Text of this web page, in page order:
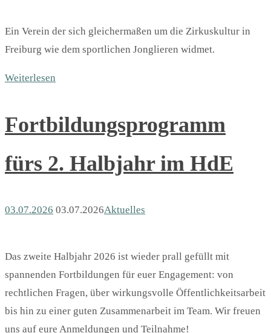
Ein Verein der sich gleichermaßen um die Zirkuskultur in
Freiburg wie dem sportlichen Jonglieren widmet.
Weiterlesen
Fortbildungsprogramm
fürs 2. Halbjahr im HdE
03.07.2026 03.07.2026Aktuelles
Das zweite Halbjahr 2026 ist wieder prall gefüllt mit
spannenden Fortbildungen für euer Engagement: von
rechtlichen Fragen, über wirkungsvolle Öffentlichkeitsarbeit
bis hin zu einer guten Zusammenarbeit im Team. Wir freuen
uns auf eure Anmeldungen und Teilnahme!